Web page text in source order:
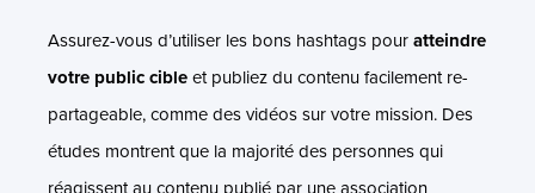
Assurez-vous d’utiliser les bons hashtags pouratteindre
votre public cibleet publiez du contenu facilement re-
partageable, comme des vidéos sur votre mission. Des
études montrent que la majorité des personnes qui
réagissent au contenu publié par une association